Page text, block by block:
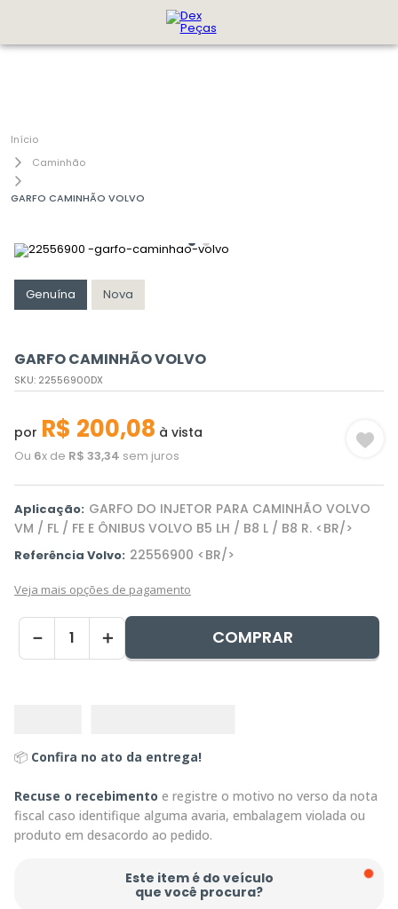
Caminhão
GARFO CAMINHÃO VOLVO
Genuína Nova
GARFO CAMINHÃO VOLVO
SKU: 22556900DX
por R$ 200,08 à vista
Ou 6x de R$ 33,34 sem juros
Aplicação: GARFO DO INJETOR PARA CAMINHÃO VOLVO
VM / FL / FE E ÔNIBUS VOLVO B5 LH / B8 L / B8 R. <BR/>
Referência Volvo: 22556900 <BR/>
Veja mais opções de pagamento
＋
－ COMPRAR
📦 Confira no ato da entrega!
Recuse o recebimento e registre o motivo no verso da nota
fiscal caso identifique alguma avaria, embalagem violada ou
produto em desacordo ao pedido.
Este item é do veículo
que você procura?